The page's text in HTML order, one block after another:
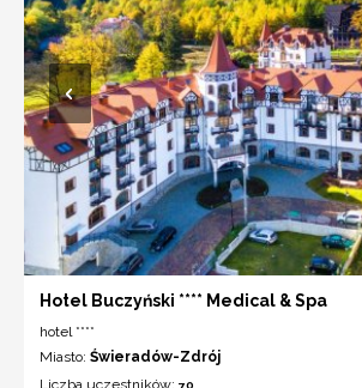
Hotel Buczyński **** Medical & Spa
hotel ****
Miasto: Świeradów-Zdrój
Liczba uczestników: 70